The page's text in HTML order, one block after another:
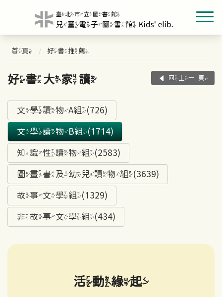
首頁 好書推薦
好書大家讀 回上一頁
文學讀物A組(726)
文學讀物B組(1714)
知識性讀物組(2583)
圖畫書及幼兒讀物組(3639)
故事文學組(1329)
非故事文學組(434)
活動緣起